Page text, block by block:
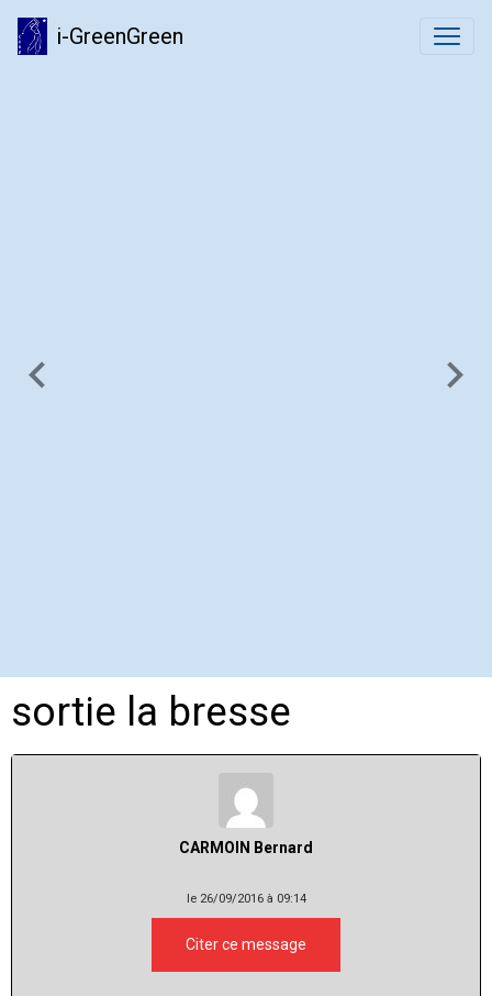
i-GreenGreen
sortie la bresse
CARMOIN Bernard
le 26/09/2016 à 09:14
Citer ce message